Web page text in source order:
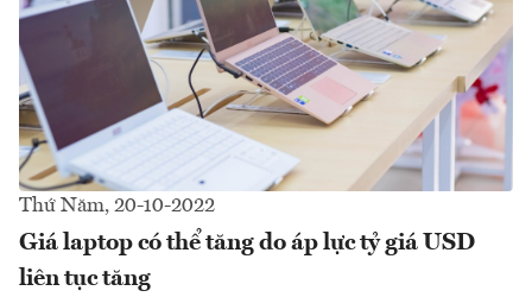
Thứ Năm, 20-10-2022
Giá laptop có thể tăng do áp lực tỷ giá USD
liên tục tăng